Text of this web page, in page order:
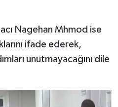
Nagehan Mhmod ise
ifade ederek,
unutmayacağını dile